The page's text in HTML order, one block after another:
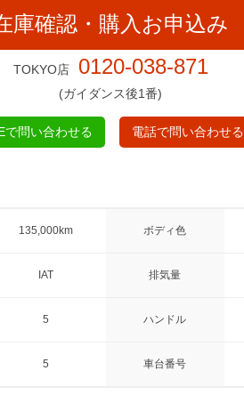
庫確認・購入お申込み
TOKYO店 0120-038-871
(ガイダンス後1番)
で問い合わせる 電話で問い合わせる
135,000km ボディ色
IAT 排気量
5 ハンドル
5 車台番号